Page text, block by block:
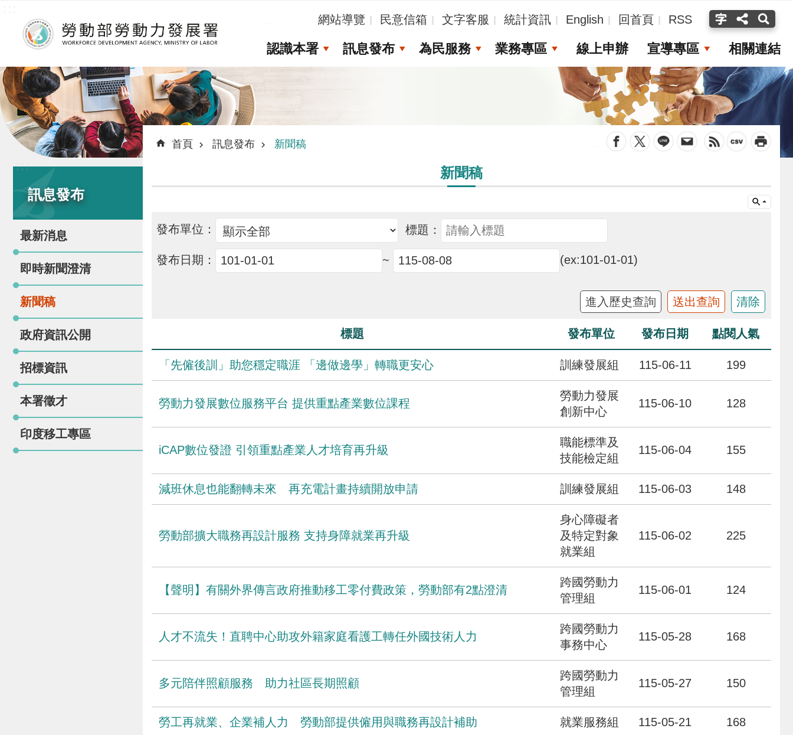
網站導覽 民意信箱 文字客服 統計資訊 English 回首頁 RSS
認識本署 訊息發布 為民服務 業務專區 線上申辦 宣導專區 相關連結
:::
訊息發布
最新消息
即時新聞澄清
新聞稿
政府資訊公開
招標資訊
本署徵才
印度移工專區
::: 首頁 訊息發布 新聞稿
新聞稿
發布單位： 標題：
發布日期： ~ (ex:101-01-01)
標題 發布單位 發布日期 點閱人氣
「先僱後訓」助您穩定職涯 「邊做邊學」轉職更安心 訓練發展組 115-06-11 199
勞動力發展數位服務平台 提供重點產業數位課程
勞動力發展
創新中心
115-06-10 128
iCAP數位發證 引領重點產業人才培育再升級
職能標準及
技能檢定組
115-06-04 155
減班休息也能翻轉未來 再充電計畫持續開放申請 訓練發展組 115-06-03 148
勞動部擴大職務再設計服務 支持身障就業再升級
身心障礙者
及特定對象
就業組
115-06-02 225
【聲明】有關外界傳言政府推動移工零付費政策，勞動部有2點澄清
跨國勞動力
管理組
115-06-01 124
人才不流失！直聘中心助攻外籍家庭看護工轉任外國技術人力
跨國勞動力
事務中心
115-05-28 168
多元陪伴照顧服務 助力社區長期照顧
跨國勞動力
管理組
115-05-27 150
勞工再就業、企業補人力 勞動部提供僱用與職務再設計補助 就業服務組 115-05-21 168